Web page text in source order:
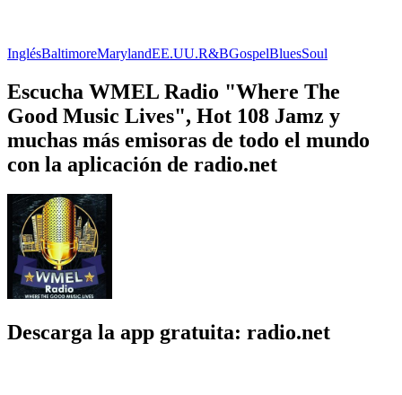
InglésBaltimoreMarylandEE.UU.R&BGospelBluesSoul
Escucha WMEL Radio "Where The
Good Music Lives", Hot 108 Jamz y
muchas más emisoras de todo el mundo
con la aplicación de radio.net
Descarga la app gratuita: radio.net